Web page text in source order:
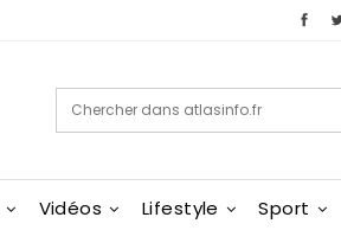
Vidéos Lifestyle Sport